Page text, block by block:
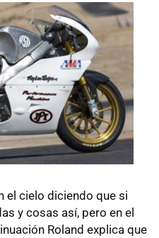
el cielo diciendo que si
y cosas así, pero en el
Roland explica que